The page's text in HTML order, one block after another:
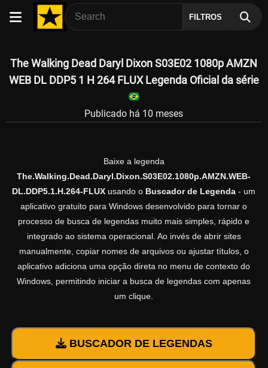
FILTROS
The Walking Dead Daryl Dixon S03E02 1080p AMZN
WEB DL DDP5 1 H 264 FLUX Legenda Oficial da série
Publicado há 10 meses
Baixe a legenda
The.Walking.Dead.Daryl.Dixon.S03E02.1080p.AMZN.WEB-
DL.DDP5.1.H.264-FLUX usando o Buscador de Legenda - um
aplicativo gratuito para Windows desenvolvido para tornar o
processo de busca de legendas muito mais simples, rápido e
integrado ao sistema operacional. Ao invés de abrir sites
manualmente, copiar nomes de arquivos ou ajustar títulos, o
aplicativo adiciona uma opção direta no menu de contexto do
Windows, permitindo iniciar a busca de legendas com apenas
um clique.
BUSCADOR DE LEGENDAS